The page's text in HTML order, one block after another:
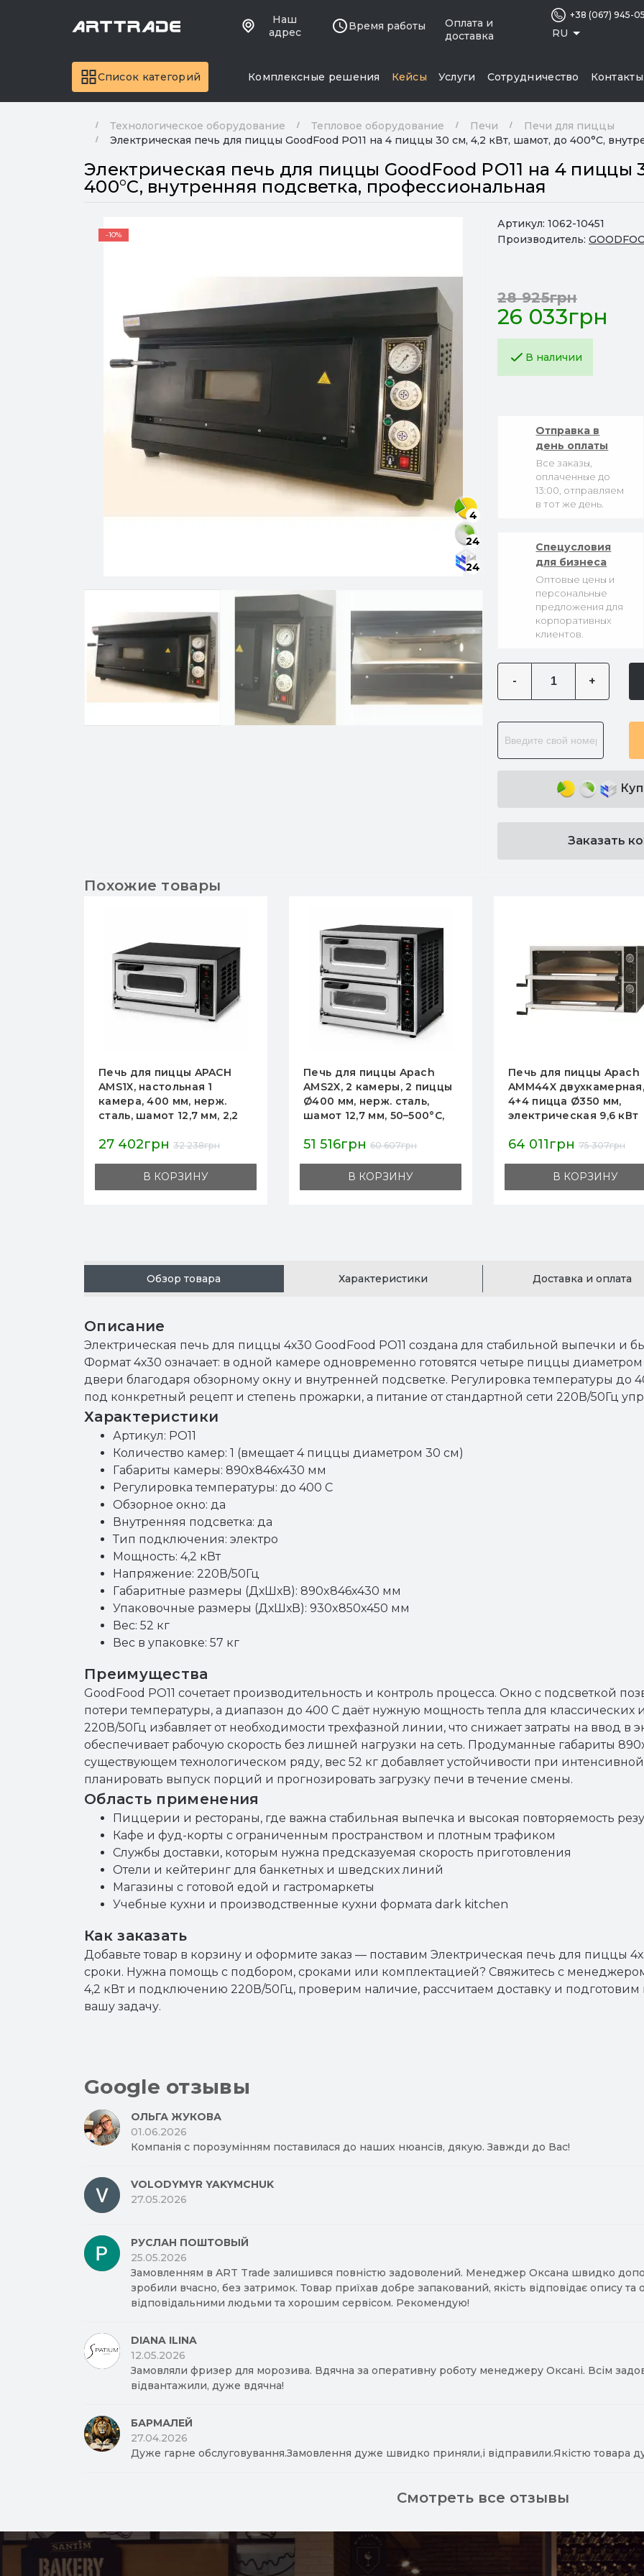
Наш
адрес
Время работы
Оплата и
доставка
RU
+38 (067) 945-
Список категорий Комплексные решения Кейсы Услуги Сотрудничество Контакты
Технологическое оборудование Тепловое оборудование Печи
Печи для пиццы
Электрическая печь для пиццы GoodFood PO11 на 4 пиццы 30 см, 4,2 кВт, шамот, до 400°C,
Электрическая печь для пиццы GoodFood PO11 на 4 пиццы
400°C, внутренняя подсветка, профессиональная
-10%
4
24
24
Артикул: 1062-10451
Производитель:
26 033грн
28 925грн
В наличии
Отправка в
день оплаты
Все заказы,
оплаченные до
13:00, отправляем
в тот же день.
Спецусловия
для бизнеса
Оптовые цены и
персональные
предложения для
корпоративных
клиентов.
- +
Заказать
Похожие товары
Печь для пиццы Apach
AMS2X, 2 камеры, 2 пиццы
Ø400 мм, нерж. сталь,
шамот 12,7 мм, 50–500°C,
для ресторанов
51 516грн 60 607грн
В КОРЗИНУ
Печь для пиццы Apach
AMM44X двухкамерная,
4+4 пицца Ø350 мм,
электрическая 9,6 кВт
сталь, 925×835×545 мм, для
64 011грн 75 307грн
В КОРЗИНУ
Печь для пиццы APACH
AMM4X, электрическая
однокамерная на 4
Ø350 мм, нерж. сталь,
шамот 14 мм, до 500°C,
41 651грн 49 001грн
В КОРЗИНУ
Обзор товара Характеристики Доставка и оплата
Описание
Электрическая печь для пиццы 4х30 GoodFood PO11 создана для стабильной выпечки и
Формат 4х30 означает: в одной камере одновременно готовятся четыре пиццы
двери благодаря обзорному окну и внутренней подсветке. Регулировка температуры до
под конкретный рецепт и степень прожарки, а питание от стандартной сети 220В/50Гц
Характеристики
Артикул: PO11
Количество камер: 1 (вмещает 4 пиццы диаметром 30 см)
Габариты камеры: 890x846x430 мм
Регулировка температуры: до 400 C
Обзорное окно: да
Внутренняя подсветка: да
Тип подключения: электро
Мощность: 4,2 кВт
Напряжение: 220В/50Гц
Габаритные размеры (ДхШхВ): 890x846x430 мм
Упаковочные размеры (ДхШхВ): 930x850x450 мм
Вес: 52 кг
Вес в упаковке: 57 кг
Преимущества
GoodFood PO11 сочетает производительность и контроль процесса. Окно с подсветкой
потери температуры, а диапазон до 400 C даёт нужную мощность тепла для
220В/50Гц избавляет от необходимости трехфазной линии, что снижает затраты на ввод в
обеспечивает рабочую скорость без лишней нагрузки на сеть. Продуманные габариты
существующем технологическом ряду, вес 52 кг добавляет устойчивости при
планировать выпуск порций и прогнозировать загрузку печи в течение смены.
Область применения
Пиццерии и рестораны, где важна стабильная выпечка и высокая повторяемость
Кафе и фуд-корты с ограниченным пространством и плотным трафиком
Службы доставки, которым нужна предсказуемая скорость приготовления
Отели и кейтеринг для банкетных и шведских линий
Магазины с готовой едой и гастромаркеты
Учебные кухни и производственные кухни формата dark kitchen
Как заказать
Добавьте товар в корзину и оформите заказ — поставим Электрическая печь для пиццы
сроки. Нужна помощь с подбором, сроками или комплектацией? Свяжитесь с
4,2 кВт и подключению 220В/50Гц, проверим наличие, рассчитаем доставку и
вашу задачу.
Google отзывы
ОЛЬГА ЖУКОВА
01.06.2026
Компанія с порозумінням поставилася до наших нюансів, дякую. Завжди до Вас!
VOLODYMYR YAKYMCHUK
27.05.2026
РУСЛАН ПОШТОВЫЙ
25.05.2026
Замовленням в ART Trade залишився повністю задоволений. Менеджер Оксана швидко
зробили вчасно, без затримок. Товар приїхав добре запакований, якість відповідає опису
відповідальними людьми та хорошим сервісом. Рекомендую!
DIANA ILINA
12.05.2026
Замовляли фризер для морозива. Вдячна за оперативну роботу менеджеру Оксані. Всім
відвантажили, дуже вдячна!
БАРМАЛЕЙ
27.04.2026
Дуже гарне обслуговування.Замовлення дуже швидко приняли,і відправили.Якістю товара
Смотреть все отзывы